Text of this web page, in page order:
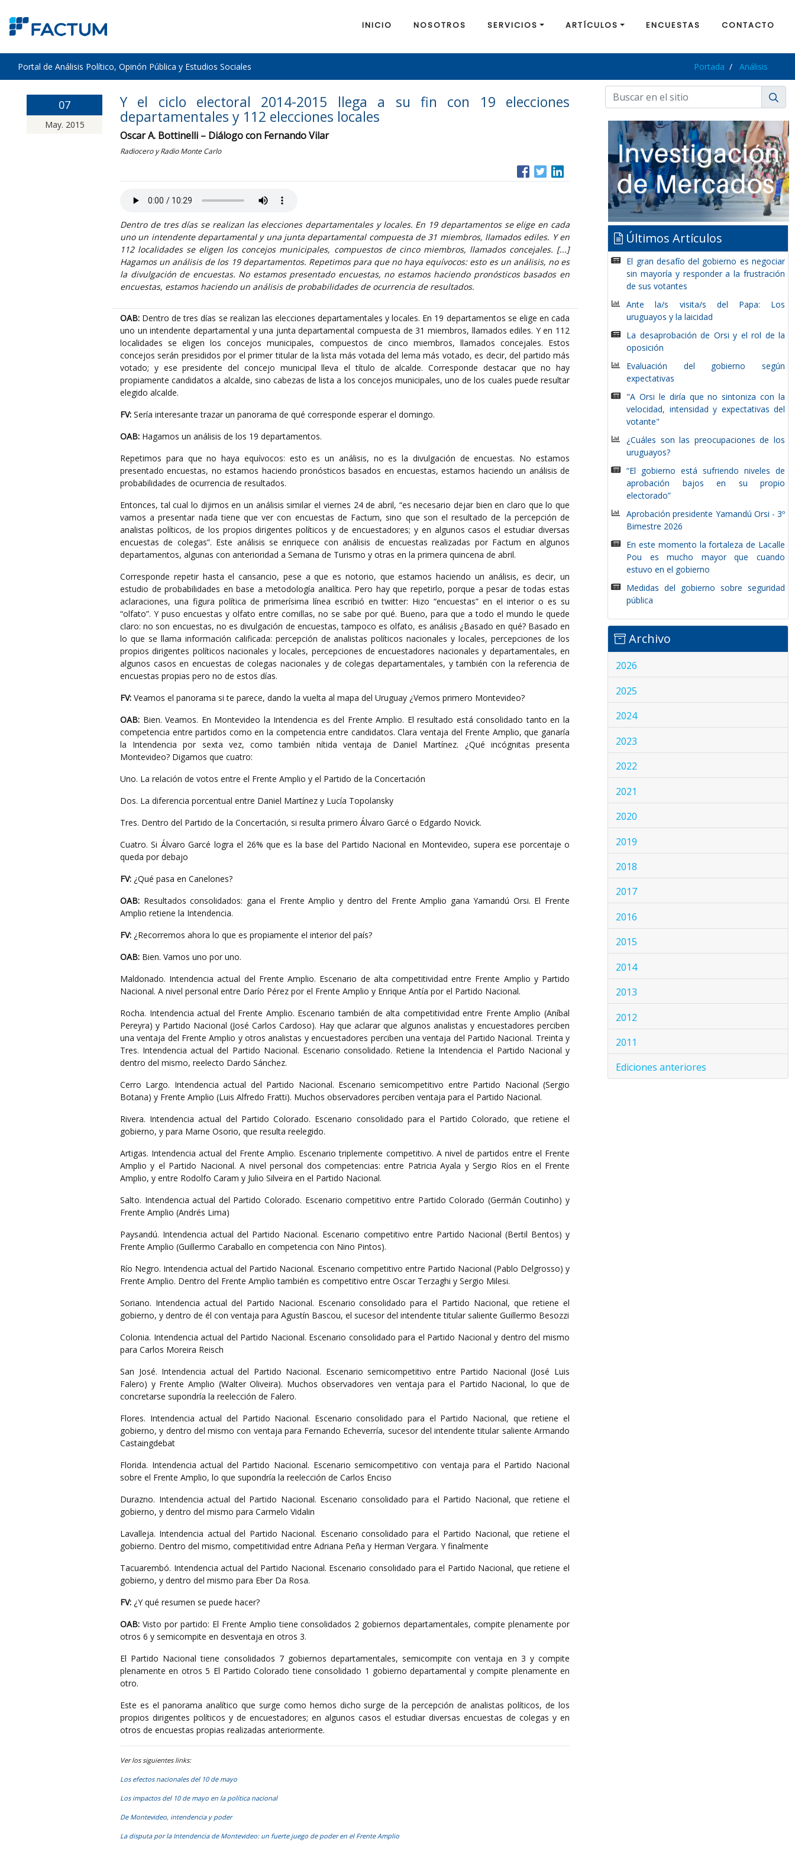
INICIO NOSOTROS SERVICIOS ARTÍCULOS ENCUESTAS CONTACTO
Portal de Análisis Político, Opinón Pública y Estudios Sociales Portada Análisis
07
May. 2015
Y el ciclo electoral 2014-2015 llega a su fin con 19 elecciones
departamentales y 112 elecciones locales
Oscar A. Bottinelli – Diálogo con Fernando Vilar
Radiocero y Radio Monte Carlo
Dentro de tres días se realizan las elecciones departamentales y locales. En 19 departamentos se elige en cada
uno un intendente departamental y una junta departamental compuesta de 31 miembros, llamados ediles. Y en
112 localidades se eligen los concejos municipales, compuestos de cinco miembros, llamados concejales. [...]
Hagamos un análisis de los 19 departamentos. Repetimos para que no haya equívocos: esto es un análisis, no es
la divulgación de encuestas. No estamos presentado encuestas, no estamos haciendo pronósticos basados en
encuestas, estamos haciendo un análisis de probabilidades de ocurrencia de resultados.
OAB: Dentro de tres días se realizan las elecciones departamentales y locales. En 19 departamentos se elige en cada
uno un intendente departamental y una junta departamental compuesta de 31 miembros, llamados ediles. Y en 112
localidades se eligen los concejos municipales, compuestos de cinco miembros, llamados concejales. Estos
concejos serán presididos por el primer titular de la lista más votada del lema más votado, es decir, del partido más
votado; y ese presidente del concejo municipal lleva el título de alcalde. Corresponde destacar que no hay
propiamente candidatos a alcalde, sino cabezas de lista a los concejos municipales, uno de los cuales puede resultar
elegido alcalde.
FV: Sería interesante trazar un panorama de qué corresponde esperar el domingo.
OAB: Hagamos un análisis de los 19 departamentos.
Repetimos para que no haya equívocos: esto es un análisis, no es la divulgación de encuestas. No estamos
presentado encuestas, no estamos haciendo pronósticos basados en encuestas, estamos haciendo un análisis de
probabilidades de ocurrencia de resultados.
Entonces, tal cual lo dijimos en un análisis similar el viernes 24 de abril, “es necesario dejar bien en claro que lo que
vamos a presentar nada tiene que ver con encuestas de Factum, sino que son el resultado de la percepción de
analistas políticos, de los propios dirigentes políticos y de encuestadores; y en algunos casos el estudiar diversas
encuestas de colegas”. Este análisis se enriquece con análisis de encuestas realizadas por Factum en algunos
departamentos, algunas con anterioridad a Semana de Turismo y otras en la primera quincena de abril.
Corresponde repetir hasta el cansancio, pese a que es notorio, que estamos haciendo un análisis, es decir, un
estudio de probabilidades en base a metodología analítica. Pero hay que repetirlo, porque a pesar de todas estas
aclaraciones, una figura política de primerísima línea escribió en twitter: Hizo “encuestas” en el interior o es su
“olfato”. Y puso encuestas y olfato entre comillas, no se sabe por qué. Bueno, para que a todo el mundo le quede
claro: no son encuestas, no es divulgación de encuestas, tampoco es olfato, es análisis ¿Basado en qué? Basado en
lo que se llama información calificada: percepción de analistas políticos nacionales y locales, percepciones de los
propios dirigentes políticos nacionales y locales, percepciones de encuestadores nacionales y departamentales, en
algunos casos en encuestas de colegas nacionales y de colegas departamentales, y también con la referencia de
encuestas propias pero no de estos días.
FV: Veamos el panorama si te parece, dando la vuelta al mapa del Uruguay ¿Vemos primero Montevideo?
OAB: Bien. Veamos. En Montevideo la Intendencia es del Frente Amplio. El resultado está consolidado tanto en la
competencia entre partidos como en la competencia entre candidatos. Clara ventaja del Frente Amplio, que ganaría
la Intendencia por sexta vez, como también nítida ventaja de Daniel Martínez. ¿Qué incógnitas presenta
Montevideo? Digamos que cuatro:
Uno. La relación de votos entre el Frente Amplio y el Partido de la Concertación
Dos. La diferencia porcentual entre Daniel Martínez y Lucía Topolansky
Tres. Dentro del Partido de la Concertación, si resulta primero Álvaro Garcé o Edgardo Novick.
Cuatro. Si Álvaro Garcé logra el 26% que es la base del Partido Nacional en Montevideo, supera ese porcentaje o
queda por debajo
FV: ¿Qué pasa en Canelones?
OAB: Resultados consolidados: gana el Frente Amplio y dentro del Frente Amplio gana Yamandú Orsi. El Frente
Amplio retiene la Intendencia.
FV: ¿Recorremos ahora lo que es propiamente el interior del país?
OAB: Bien. Vamos uno por uno.
Maldonado. Intendencia actual del Frente Amplio. Escenario de alta competitividad entre Frente Amplio y Partido
Nacional. A nivel personal entre Darío Pérez por el Frente Amplio y Enrique Antía por el Partido Nacional.
Rocha. Intendencia actual del Frente Amplio. Escenario también de alta competitividad entre Frente Amplio (Aníbal
Pereyra) y Partido Nacional (José Carlos Cardoso). Hay que aclarar que algunos analistas y encuestadores perciben
una ventaja del Frente Amplio y otros analistas y encuestadores perciben una ventaja del Partido Nacional. Treinta y
Tres. Intendencia actual del Partido Nacional. Escenario consolidado. Retiene la Intendencia el Partido Nacional y
dentro del mismo, reelecto Dardo Sánchez.
Cerro Largo. Intendencia actual del Partido Nacional. Escenario semicompetitivo entre Partido Nacional (Sergio
Botana) y Frente Amplio (Luis Alfredo Fratti). Muchos observadores perciben ventaja para el Partido Nacional.
Rivera. Intendencia actual del Partido Colorado. Escenario consolidado para el Partido Colorado, que retiene el
gobierno, y para Marne Osorio, que resulta reelegido.
Artigas. Intendencia actual del Frente Amplio. Escenario triplemente competitivo. A nivel de partidos entre el Frente
Amplio y el Partido Nacional. A nivel personal dos competencias: entre Patricia Ayala y Sergio Ríos en el Frente
Amplio, y entre Rodolfo Caram y Julio Silveira en el Partido Nacional.
Salto. Intendencia actual del Partido Colorado. Escenario competitivo entre Partido Colorado (Germán Coutinho) y
Frente Amplio (Andrés Lima)
Paysandú. Intendencia actual del Partido Nacional. Escenario competitivo entre Partido Nacional (Bertil Bentos) y
Frente Amplio (Guillermo Caraballo en competencia con Nino Pintos).
Río Negro. Intendencia actual del Partido Nacional. Escenario competitivo entre Partido Nacional (Pablo Delgrosso) y
Frente Amplio. Dentro del Frente Amplio también es competitivo entre Oscar Terzaghi y Sergio Milesi.
Soriano. Intendencia actual del Partido Nacional. Escenario consolidado para el Partido Nacional, que retiene el
gobierno, y dentro de él con ventaja para Agustín Bascou, el sucesor del intendente titular saliente Guillermo Besozzi
Colonia. Intendencia actual del Partido Nacional. Escenario consolidado para el Partido Nacional y dentro del mismo
para Carlos Moreira Reisch
San José. Intendencia actual del Partido Nacional. Escenario semicompetitivo entre Partido Nacional (José Luis
Falero) y Frente Amplio (Walter Oliveira). Muchos observadores ven ventaja para el Partido Nacional, lo que de
concretarse supondría la reelección de Falero.
Flores. Intendencia actual del Partido Nacional. Escenario consolidado para el Partido Nacional, que retiene el
gobierno, y dentro del mismo con ventaja para Fernando Echeverría, sucesor del intendente titular saliente Armando
Castaingdebat
Florida. Intendencia actual del Partido Nacional. Escenario semicompetitivo con ventaja para el Partido Nacional
sobre el Frente Amplio, lo que supondría la reelección de Carlos Enciso
Durazno. Intendencia actual del Partido Nacional. Escenario consolidado para el Partido Nacional, que retiene el
gobierno, y dentro del mismo para Carmelo Vidalin
Lavalleja. Intendencia actual del Partido Nacional. Escenario consolidado para el Partido Nacional, que retiene el
gobierno. Dentro del mismo, competitividad entre Adriana Peña y Herman Vergara. Y finalmente
Tacuarembó. Intendencia actual del Partido Nacional. Escenario consolidado para el Partido Nacional, que retiene el
gobierno, y dentro del mismo para Eber Da Rosa.
FV: ¿Y qué resumen se puede hacer?
OAB: Visto por partido: El Frente Amplio tiene consolidados 2 gobiernos departamentales, compite plenamente por
otros 6 y semicompite en desventaja en otros 3.
El Partido Nacional tiene consolidados 7 gobiernos departamentales, semicompite con ventaja en 3 y compite
plenamente en otros 5 El Partido Colorado tiene consolidado 1 gobierno departamental y compite plenamente en
otro.
Este es el panorama analítico que surge como hemos dicho surge de la percepción de analistas políticos, de los
propios dirigentes políticos y de encuestadores; en algunos casos el estudiar diversas encuestas de colegas y en
otros de encuestas propias realizadas anteriormente.
Ver los siguientes links:
Los efectos nacionales del 10 de mayo
Los impactos del 10 de mayo en la política nacional
De Montevideo, intendencia y poder
La disputa por la Intendencia de Montevideo: un fuerte juego de poder en el Frente Amplio
Últimos Artículos
El gran desafío del gobierno es negociar
sin mayoría y responder a la frustración
de sus votantes
Ante la/s visita/s del Papa: Los
uruguayos y la laicidad
La desaprobación de Orsi y el rol de la
oposición
Evaluación del gobierno según
expectativas
"A Orsi le diría que no sintoniza con la
velocidad, intensidad y expectativas del
votante"
¿Cuáles son las preocupaciones de los
uruguayos?
“El gobierno está sufriendo niveles de
aprobación bajos en su propio
electorado”
Aprobación presidente Yamandú Orsi - 3º
Bimestre 2026
En este momento la fortaleza de Lacalle
Pou es mucho mayor que cuando
estuvo en el gobierno
Medidas del gobierno sobre seguridad
pública
Archivo
2026
2025
2024
2023
2022
2021
2020
2019
2018
2017
2016
2015
2014
2013
2012
2011
Ediciones anteriores